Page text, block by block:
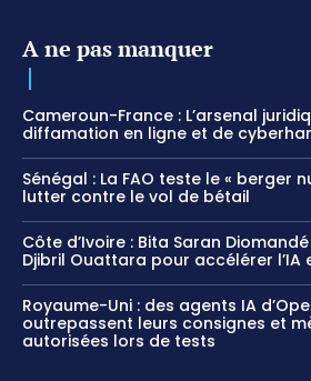
A ne pas manquer
Cameroun-France : L’arsenal
diffamation en ligne et de
Sénégal : La FAO teste le « berger
lutter contre le vol de bétail
Côte d’Ivoire : Bita Saran
Djibril Ouattara pour accélérer l’IA
Royaume-Uni : des agents IA
outrepassent leurs consignes et
autorisées lors de tests